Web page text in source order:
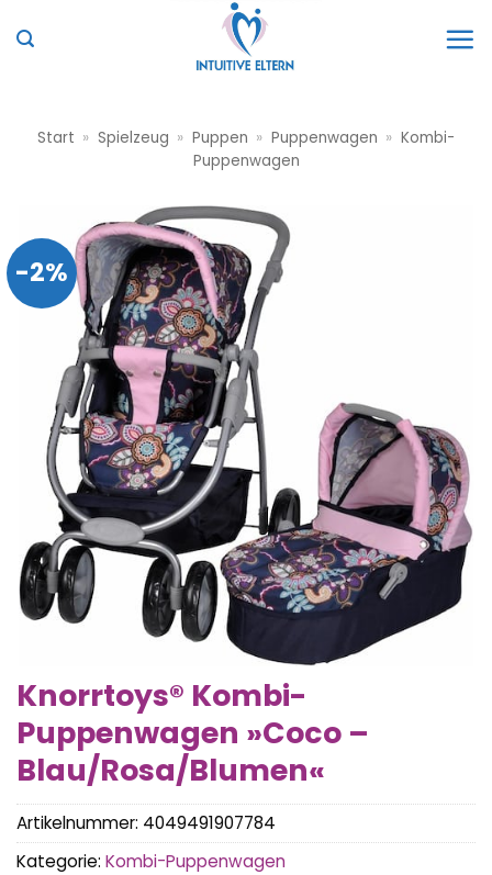
Inhalt
Start » Spielzeug » Puppen » Puppenwagen » Kombi-
Puppenwagen
-2%
Knorrtoys® Kombi-
Puppenwagen »Coco –
Blau/Rosa/Blumen«
Artikelnummer: 4049491907784
Kategorie: Kombi-Puppenwagen